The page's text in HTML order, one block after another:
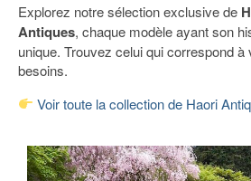
Explorez notre sélection exclusive de
Antiques, chaque modèle ayant son
unique. Trouvez celui qui correspond
besoins.
Voir toute la collection de Haori